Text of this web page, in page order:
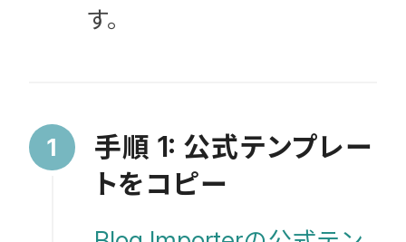
す。
手順 1: 公式テンプレー
トをコピー